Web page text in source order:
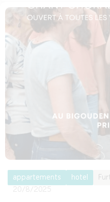
appartements hotel